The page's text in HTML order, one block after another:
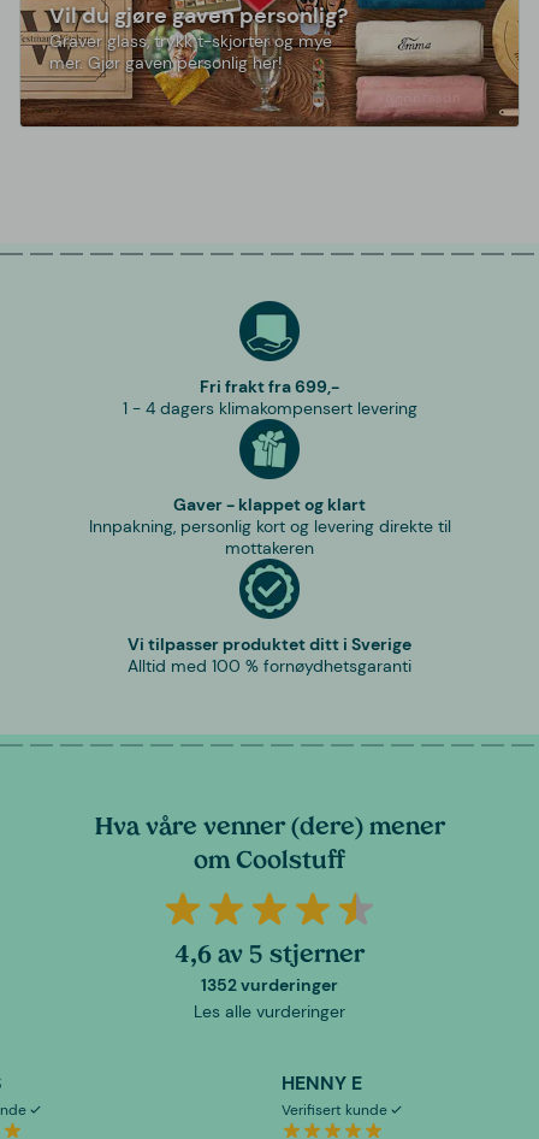
Vil du gjøre gaven personlig?
Graver glass, trykk t-skjorter og mye
mer. Gjør gaven personlig her!
Fri frakt fra 699,-
1 - 4 dagers klimakompensert levering
Gaver - klappet og klart
Innpakning, personlig kort og levering direkte til
mottakeren
Vi tilpasser produktet ditt i Sverige
Alltid med 100 % fornøydhetsgaranti
Hva våre venner (dere) mener
om Coolstuff
4,6 av 5 stjerner
1352 vurderinger
Les alle vurderinger
HENNY E
Verifisert kunde